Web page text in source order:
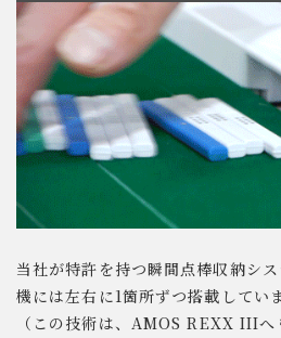
当社が特許を持つ瞬間点棒収納シ
機には左右に1箇所ずつ搭載していま
（この技術は、AMOS REXX IIIへ